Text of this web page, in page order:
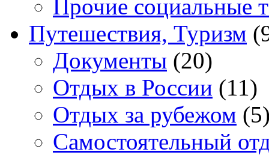
Прочие социальные
Путешествия, Туризм
Документы (20)
Отдых в России (11)
Отдых за рубежом
Самостоятельный